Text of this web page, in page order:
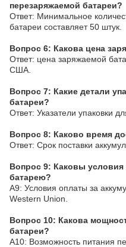
перезаряжаемой батареи?
Ответ: Минимальное
батареи составляет 50 штук.
Вопрос 6: Какова цена
Ответ: цена заряжаемой
США.
Вопрос 7: Какие детали
батареи?
Ответ: Указатели упаковки
Вопрос 8: Каково время
Ответ: Срок поставки
Вопрос 9: Каковы
батарею?
A9: Условия оплаты за
Western Union.
Вопрос 10: Какова
батареи?
A10: Возможность питания